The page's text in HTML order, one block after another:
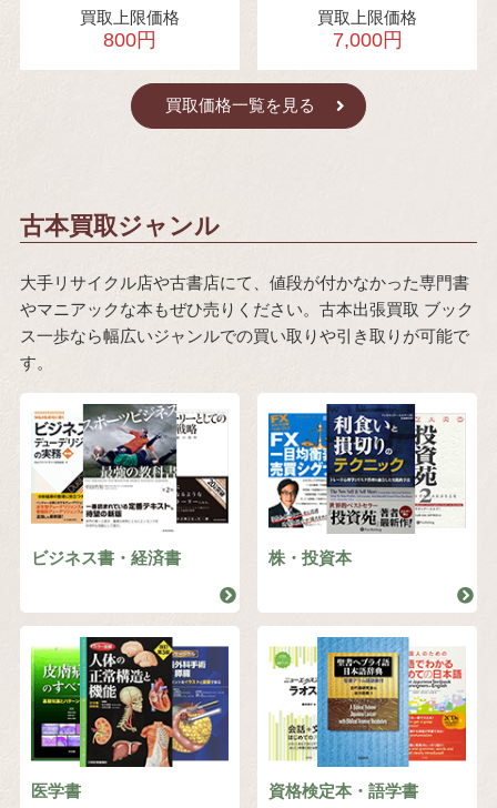
買取上限価格
800円
買取上限価格
7,000円
買取価格一覧を見る
古本買取ジャンル
大手リサイクル店や古書店にて、値段が付かなかった専門書
やマニアックな本もぜひ売りください。古本出張買取 ブック
ス一歩なら幅広いジャンルでの買い取りや引き取りが可能で
す。
ビジネス書・経済書 株・投資本
医学書 資格検定本・語学書